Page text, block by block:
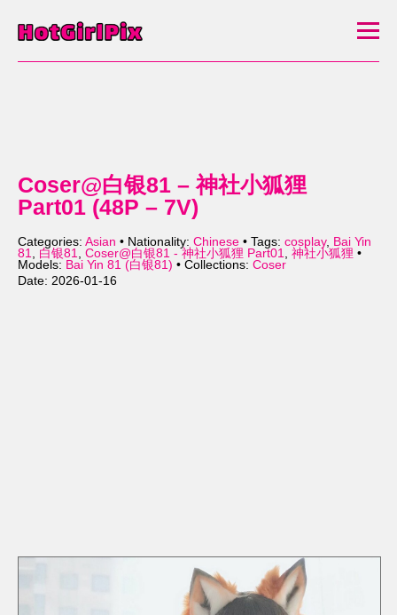
Coser@白银81 – 神社小狐狸
Part01 (48P – 7V)
Categories: Asian • Nationality: Chinese • Tags: cosplay, Bai Yin
81, 白银81, Coser@白银81 - 神社小狐狸 Part01, 神社小狐狸 •
Models: Bai Yin 81 (白银81) • Collections: Coser
Date: 2026-01-16